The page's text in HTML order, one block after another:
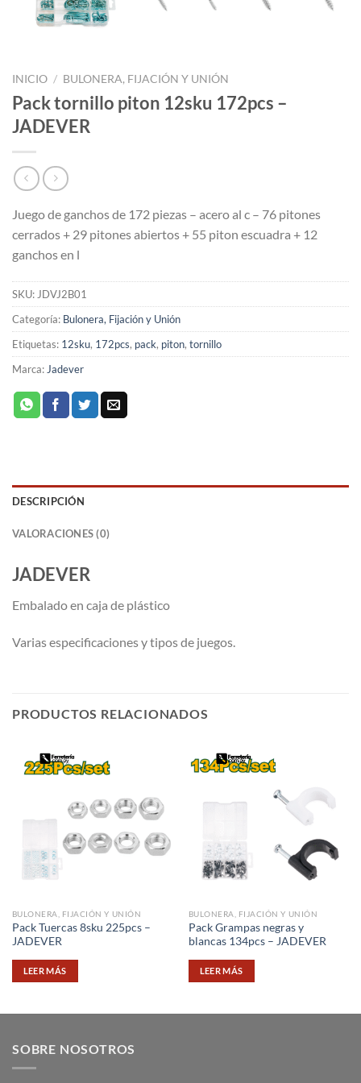
INICIO / BULONERA, FIJACIÓN Y UNIÓN
Pack tornillo piton 12sku 172pcs –
JADEVER
Juego de ganchos de 172 piezas – acero al c – 76 pitones
cerrados + 29 pitones abiertos + 55 piton escuadra + 12
ganchos en l
SKU:JDVJ2B01
Categoría: Bulonera, Fijación y Unión
Etiquetas: 12sku, 172pcs, pack, piton, tornillo
Marca:Jadever
DESCRIPCIÓN
VALORACIONES (0)
JADEVER
Embalado en caja de plástico
Varias especificaciones y tipos de juegos.
PRODUCTOS RELACIONADOS
BULONERA, FIJACIÓN Y UNIÓN
Pack Tuercas 8sku 225pcs –
JADEVER
LEER MÁS
BULONERA, FIJACIÓN Y UNIÓN
Pack Grampas negras y
blancas 134pcs – JADEVER
LEER MÁS
SOBRE NOSOTROS